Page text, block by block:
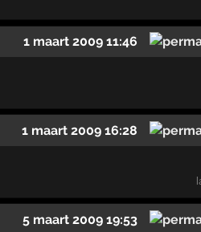
1 maart 2009 11:46
1 maart 2009 16:28
5 maart 2009 19:53